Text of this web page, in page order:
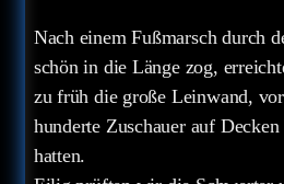
Nach einem Fußmarsch durch
schön in die Länge zog,
zu früh die große Leinwand,
hunderte Zuschauer auf
hatten.